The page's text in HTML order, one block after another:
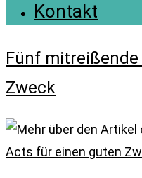
Kontakt
Fünf
Zweck